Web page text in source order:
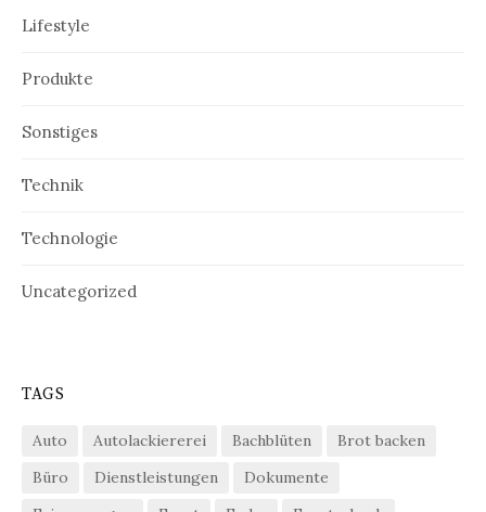
Lifestyle
Produkte
Sonstiges
Technik
Technologie
Uncategorized
TAGS
Auto Autolackiererei Bachblüten
Brot backen
Büro
Dienstleistungen
Dokumente